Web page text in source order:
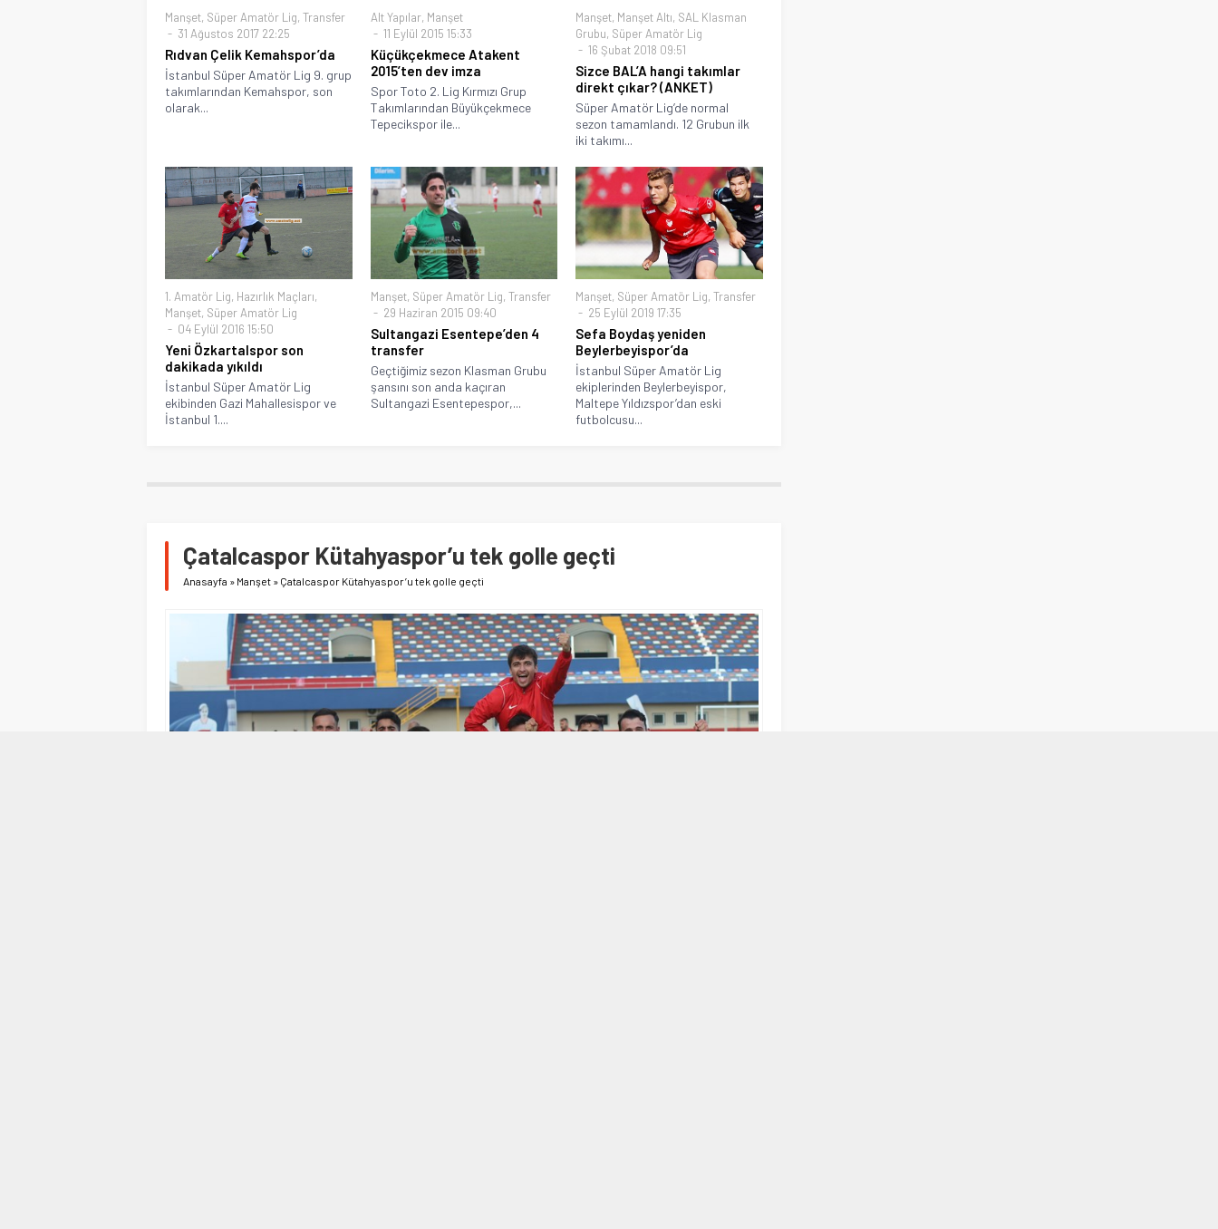
Manşet, Süper Amatör Lig, Transfer
31 Ağustos 2017 22:25
Rıdvan Çelik Kemahspor’da
İstanbul Süper Amatör Lig 9. grup
takımlarından Kemahspor, son
olarak...
Alt Yapılar, Manşet
11 Eylül 2015 15:33
Küçükçekmece Atakent
2015’ten dev imza
Spor Toto 2. Lig Kırmızı Grup
Takımlarından Büyükçekmece
Tepecikspor ile...
Manşet, Manşet Altı, SAL Klasman
Grubu, Süper Amatör Lig
16 Şubat 2018 09:51
Sizce BAL’A hangi takımlar
direkt çıkar? (ANKET)
Süper Amatör Lig’de normal
sezon tamamlandı. 12 Grubun ilk
iki takımı...
1. Amatör Lig, Hazırlık Maçları,
Manşet, Süper Amatör Lig
04 Eylül 2016 15:50
Yeni Özkartalspor son
dakikada yıkıldı
İstanbul Süper Amatör Lig
ekibinden Gazi Mahallesispor ve
İstanbul 1....
Manşet, Süper Amatör Lig, Transfer
29 Haziran 2015 09:40
Sultangazi Esentepe’den 4
transfer
Geçtiğimiz sezon Klasman Grubu
şansını son anda kaçıran
Sultangazi Esentepespor,...
Manşet, Süper Amatör Lig,Transfer
25 Eylül 2019 17:35
Sefa Boydaş yeniden
Beylerbeyispor’da
İstanbul Süper Amatör Lig
ekiplerinden Beylerbeyispor,
Maltepe Yıldızspor’dan eski
futbolcusu...
Çatalcaspor Kütahyaspor’u tek golle geçti
Anasayfa » Manşet » Çatalcaspor Kütahyaspor’u tek golle geçti